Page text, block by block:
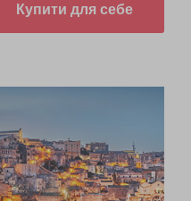
Купити для себе